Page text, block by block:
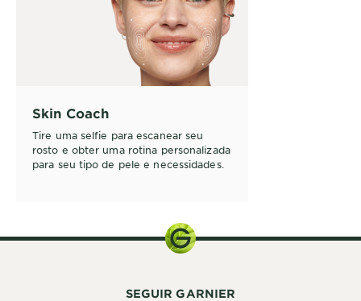
Skin Coach
Tire uma selfie para escanear seu
rosto e obter uma rotina personalizada
para seu tipo de pele e necessidades.
SEGUIR GARNIER